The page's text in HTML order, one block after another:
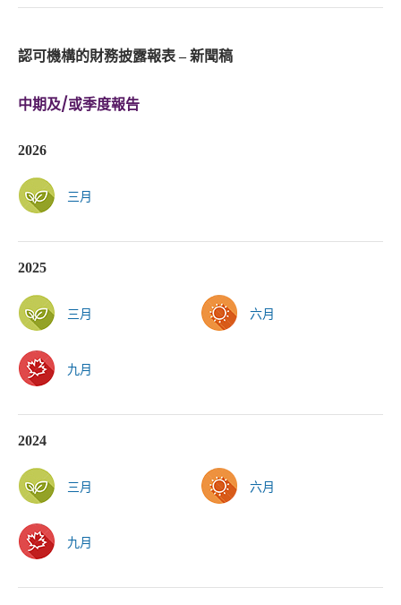
認可機構的財務披露報表 – 新聞稿
中期及/或季度報告
2026
三月
2025
三月 六月
九月
2024
三月 六月
九月